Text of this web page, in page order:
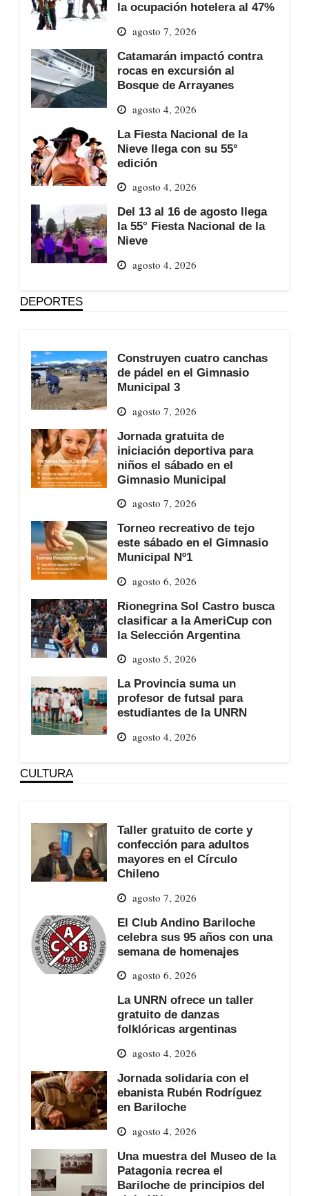
la ocupación hotelera al 47%
agosto 7, 2026
Catamarán impactó contra
rocas en excursión al
Bosque de Arrayanes
agosto 4, 2026
La Fiesta Nacional de la
Nieve llega con su 55°
edición
agosto 4, 2026
Del 13 al 16 de agosto llega
la 55° Fiesta Nacional de la
Nieve
agosto 4, 2026
DEPORTES
Construyen cuatro canchas
de pádel en el Gimnasio
Municipal 3
agosto 7, 2026
Jornada gratuita de
iniciación deportiva para
niños el sábado en el
Gimnasio Municipal
agosto 7, 2026
Torneo recreativo de tejo
este sábado en el Gimnasio
Municipal Nº1
agosto 6, 2026
Rionegrina Sol Castro busca
clasificar a la AmeriCup con
la Selección Argentina
agosto 5, 2026
La Provincia suma un
profesor de futsal para
estudiantes de la UNRN
agosto 4, 2026
CULTURA
Taller gratuito de corte y
confección para adultos
mayores en el Círculo
Chileno
agosto 7, 2026
El Club Andino Bariloche
celebra sus 95 años con una
semana de homenajes
agosto 6, 2026
La UNRN ofrece un taller
gratuito de danzas
folklóricas argentinas
agosto 4, 2026
Jornada solidaria con el
ebanista Rubén Rodríguez
en Bariloche
agosto 4, 2026
Una muestra del Museo de la
Patagonia recrea el
Bariloche de principios del